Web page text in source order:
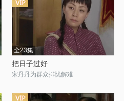
全23集
把日子过好
宋丹丹为群众排忧解难